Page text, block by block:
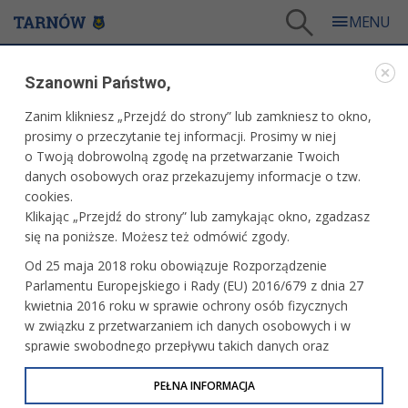
TIKTOKER W PASAŻU - TRWAJĄ ZAPISY
20.05.2026, 13:11
Znany tiktoker i popularyzator nauki odwiedzi Tarnów! Dr
inż. Adam Mirek, który w internecie pokazuje, że nauka
może być ciekawa i bliska codzienności, zawita w najbliższą
środę, 27 maja do Pasażu Odkryć. Wstęp na wydarzenie
jest wolny, ale obowiązują zapisy.
Szanowni Państwo,
Zanim klikniesz „Przejdź do strony” lub zamkniesz to okno,
prosimy o przeczytanie tej informacji. Prosimy w niej
o Twoją dobrowolną zgodę na przetwarzanie Twoich
danych osobowych oraz przekazujemy informacje o tzw.
cookies.
Klikając „Przejdź do strony” lub zamykając okno, zgadzasz
się na poniższe. Możesz też odmówić zgody.
Od 25 maja 2018 roku obowiązuje Rozporządzenie
Parlamentu Europejskiego i Rady (EU) 2016/679 z dnia 27
kwietnia 2016 roku w sprawie ochrony osób fizycznych
w związku z przetwarzaniem ich danych osobowych i w
sprawie swobodnego przepływu takich danych oraz
uchylenia dyrektywy 95/46/WE (określane jako RODO, GDPR
lub Ogólne Rozporządzenie o Ochronie Danych
PEŁNA INFORMACJA